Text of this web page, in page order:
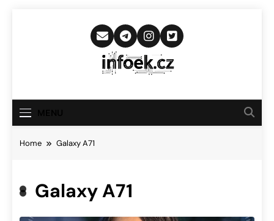
Infoek.cz
Novinkám
Home Galaxy A71
Galaxy A71